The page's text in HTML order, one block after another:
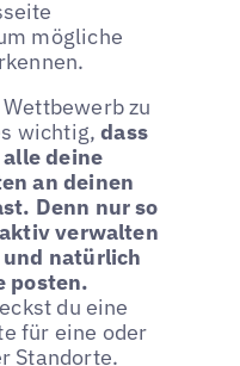
mögliche
zu
wichtig,dass
deine
an deinen
Denn nur so
verwalten
natürlich
posten.
du eine
für eine oder
Standorte.